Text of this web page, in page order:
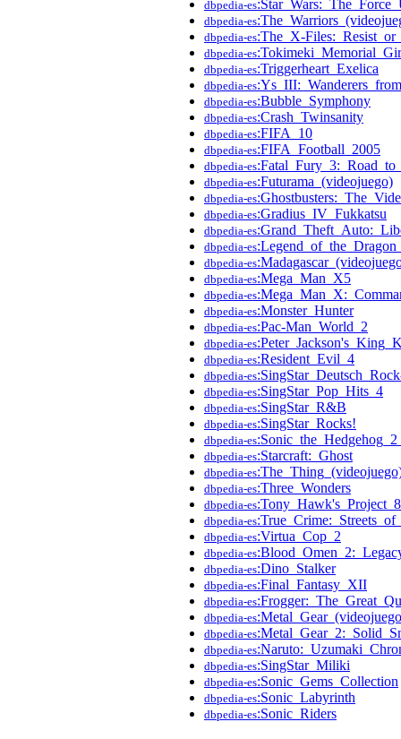
dbpedia-es
dbpedia-es
dbpedia-es:The_X-
dbpedia-es
dbpedia-es:Triggerheart_Exelica
dbpedia-es
dbpedia-es:Bubble_Symphony
dbpedia-es:Crash_Twinsanity
dbpedia-es:FIFA_10
dbpedia-es:FIFA_Football_2005
dbpedia-es
dbpedia-es:Futurama_(videojuego)
dbpedia-es
dbpedia-es:Gradius_IV_Fukkatsu
dbpedia-es
dbpedia-es
dbpedia-es
dbpedia-es:Mega_Man_X5
dbpedia-es
dbpedia-es:Monster_Hunter
dbpedia-es:Pac-Man_World_2
dbpedia-es
dbpedia-es:Resident_Evil_4
dbpedia-es
dbpedia-es:SingStar_Pop_Hits_4
dbpedia-es:SingStar_R&B
dbpedia-es:SingStar_Rocks!
dbpedia-es
dbpedia-es:Starcraft:_Ghost
dbpedia-es
dbpedia-es:Three_Wonders
dbpedia-es:Tony_Hawk's_Project_8
dbpedia-es
dbpedia-es:Virtua_Cop_2
dbpedia-es
dbpedia-es:Dino_Stalker
dbpedia-es:Final_Fantasy_XII
dbpedia-es
dbpedia-es
dbpedia-es
dbpedia-es
dbpedia-es:SingStar_Miliki
dbpedia-es:Sonic_Gems_Collection
dbpedia-es:Sonic_Labyrinth
dbpedia-es:Sonic_Riders